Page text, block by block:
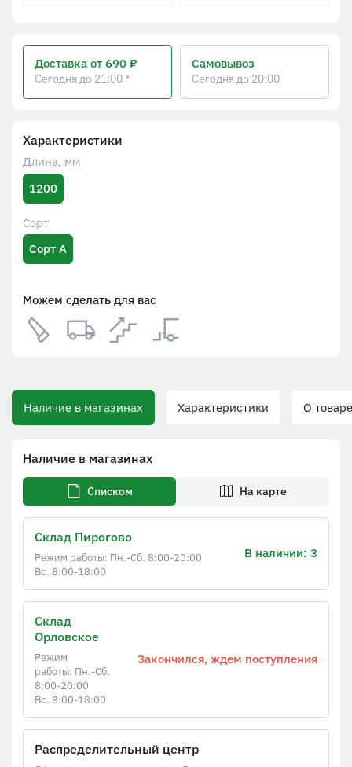
Характеристики
Длина, мм
1200
Сорт
Сорт А
Можем сделать для вас
Доставка от 690 ₽
Сегодня до 21:00 *
Самовывоз
Сегодня до 20:00
Наличие в магазинах Характеристики О товаре
Наличие в магазинах
Списком На карте
Склад Пирогово
Режим работы: Пн.-Сб. 8:00-20:00
Вс. 8:00-18:00
В наличии: 3
Склад
Орловское
Режим
работы: Пн.-Сб.
8:00-20:00
Вс. 8:00-18:00
Закончился, ждем поступления
Распределительный центр